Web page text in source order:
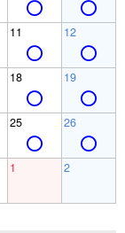
11 12
18 19
25 26
1 2